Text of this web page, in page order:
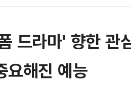
드라마' 향한 관
요해진 예능